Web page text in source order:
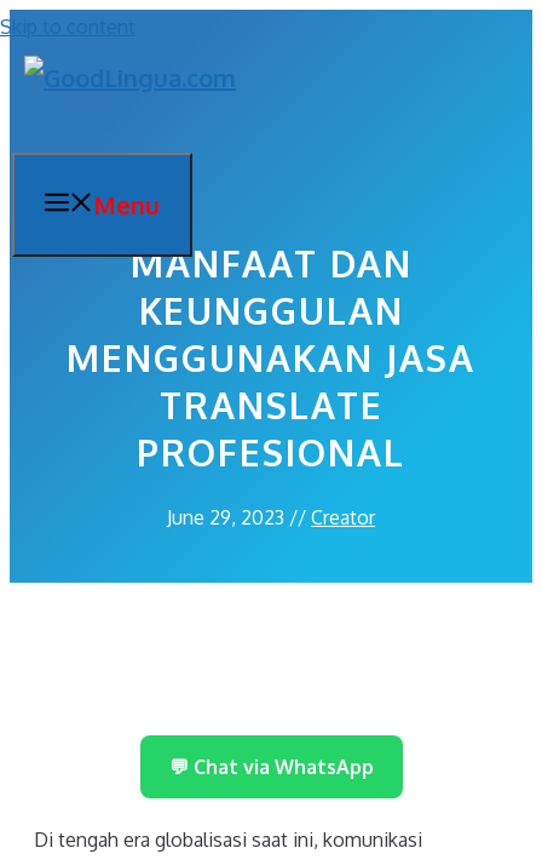
Skip to content
Menu
MANFAAT DAN
KEUNGGULAN
MENGGUNAKAN JASA
TRANSLATE
PROFESIONAL
June 29, 2023 // Creator
💬 Chat via WhatsApp
Di tengah era globalisasi saat ini, komunikasi